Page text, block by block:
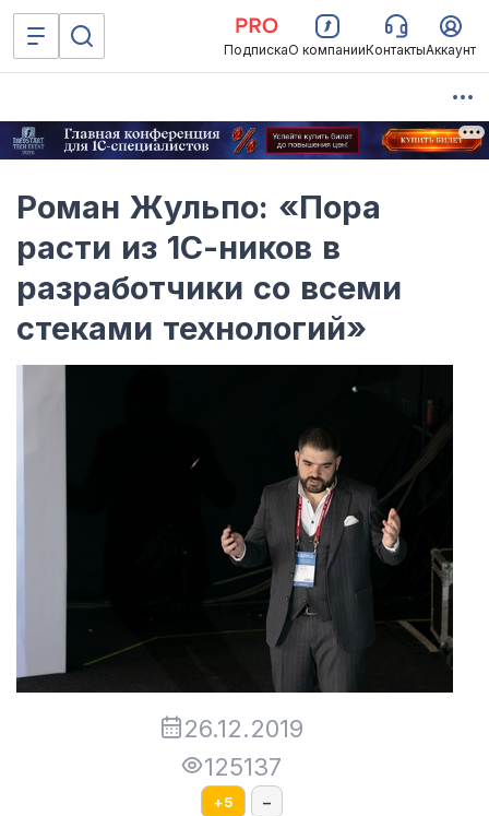
ПодпискаО компанииКонтактыАккаунт
Роман Жульпо: «Пора
расти из 1С-ников в
разработчики со всеми
стеками технологий»
26.12.2019
125137
+5 –